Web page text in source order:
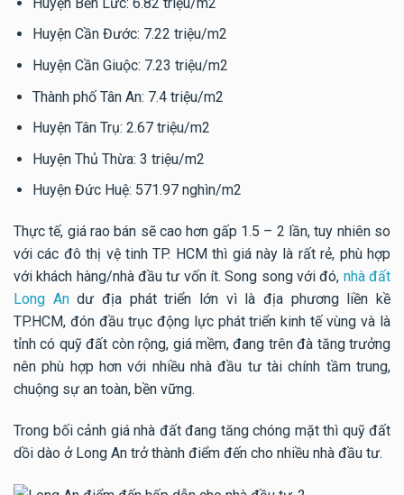
Huyện Cần Đước: 7.22 triệu/m2
Huyện Cần Giuộc: 7.23 triệu/m2
Thành phố Tân An: 7.4 triệu/m2
Huyện Tân Trụ: 2.67 triệu/m2
Huyện Thủ Thừa: 3 triệu/m2
Huyện Đức Huệ: 571.97 nghìn/m2
Thực tế, giá rao bán sẽ cao hơn gấp 1.5 – 2 lần, tuy nhiên so
với các đô thị vệ tinh TP. HCM thì giá này là rất rẻ, phù hợp
với khách hàng/nhà đầu tư vốn ít. Song song với đó, nhà đất
Long Andư địa phát triển lớn vì là địa phương liền kề
TP.HCM, đón đầu trục động lực phát triển kinh tế vùng và là
tỉnh có quỹ đất còn rộng, giá mềm, đang trên đà tăng trưởng
nên phù hợp hơn với nhiều nhà đầu tư tài chính tầm trung,
chuộng sự an toàn, bền vững.
Trong bối cảnh giá nhà đất đang tăng chóng mặt thì quỹ đất
dồi dào ở Long An trở thành điểm đến cho nhiều nhà đầu tư.